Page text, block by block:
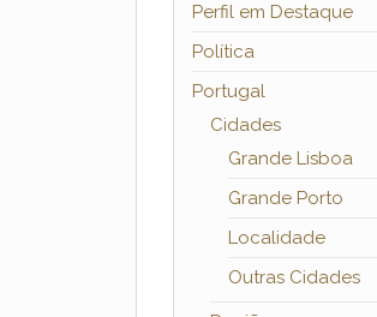
Perfil em Destaque
Política
Portugal
Cidades
Grande Lisboa
Grande Porto
Localidade
Outras Cidades